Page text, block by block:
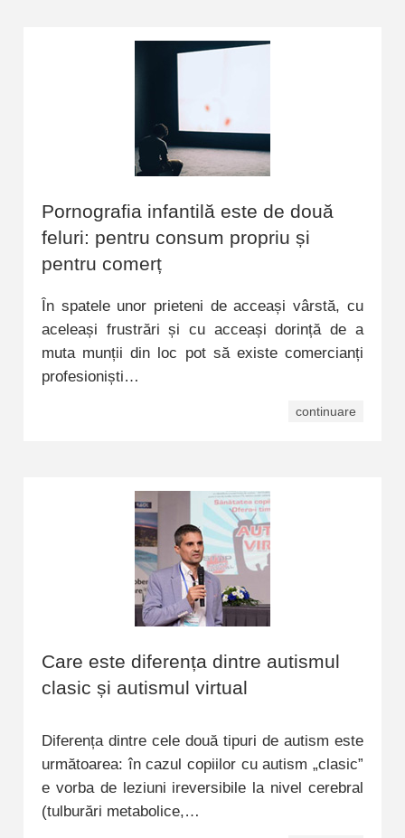
Pornografia infantilă este de două
feluri: pentru consum propriu și
pentru comerț
În spatele unor prieteni de acceași vârstă, cu
aceleași frustrări și cu acceași dorință de a
muta munții din loc pot să existe comercianți
profesioniști…
continuare
Care este diferența dintre autismul
clasic și autismul virtual
Diferența dintre cele două tipuri de autism este
următoarea: în cazul copiilor cu autism „clasic”
e vorba de leziuni ireversibile la nivel cerebral
(tulburări metabolice,…